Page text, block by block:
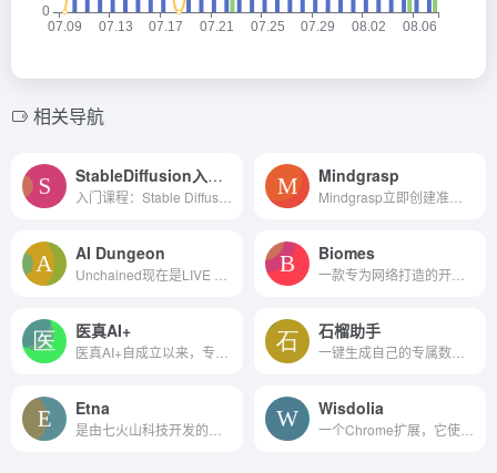
相关导航
StableDiffusion入门+进阶+高阶(模型训练) Mindgrasp
AI Dungeon Biomes
医真AI+ 石榴助手
Etna Wisdolia